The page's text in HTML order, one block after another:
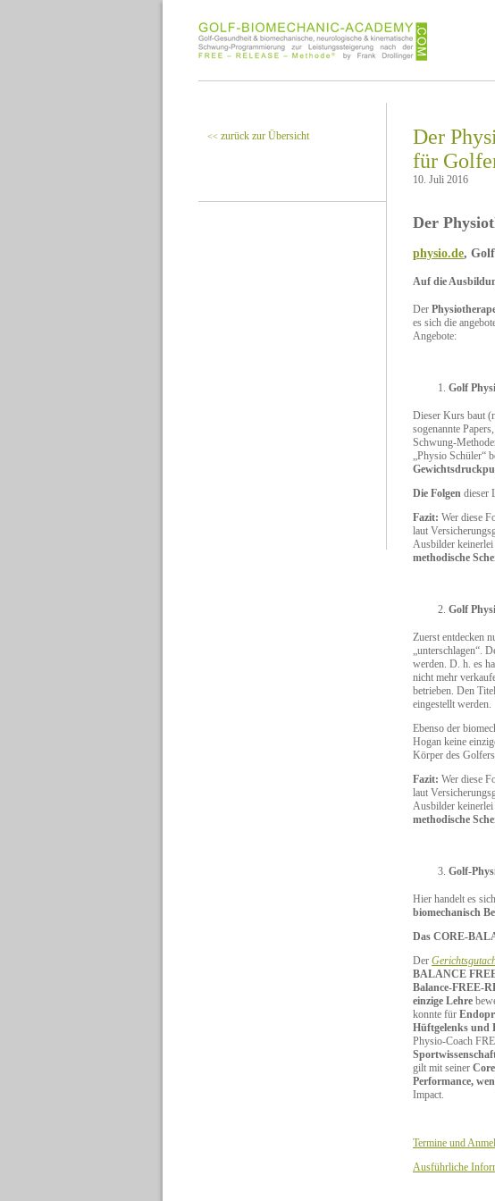
<< zurück zur Übersicht
Der
für
10. Juli 2016
Der
physio.de,
Auf die
Der
es sich die
Angebote:
Golf
Dieser Kurs baut
sogenannte
Schwung-
„Physio Schüler“
Die Folgen dieser
Fazit: Wer diese
laut
Ausbilder
methodische
Golf
Zuerst entdecken
„unterschlagen“.
werden. D. h. es
nicht mehr
betrieben. Den
eingestellt werden.
Ebenso der
Hogan keine
Körper des
Fazit: Wer diese
laut
Ausbilder
methodische
Golf-
Hier handelt es
biomechanisch
Das CORE-
Der
BALANCE
Balance-FREE-
einzige Lehre
konnte für
Hüftgelenks und
Physio-Coach
gilt mit seiner
Performance,
Impact.
Termine und
Ausführliche